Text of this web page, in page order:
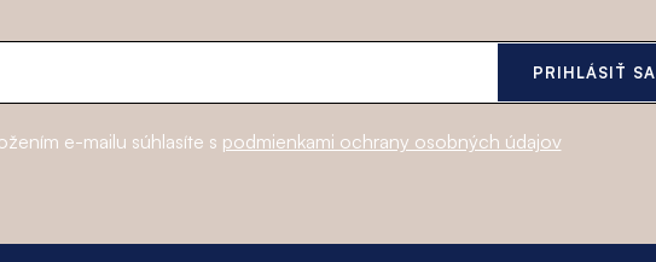
e-mailu súhlasíte s podmienkami ochrany osobných údajov
PRIHLÁSIŤ SA